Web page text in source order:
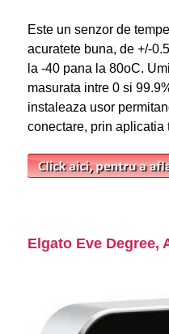
Este un senzor de
acuratete buna, de +/-0.5
la -40 pana la 80oC.
masurata intre 0 si
instaleaza usor
conectare, prin aplicatia
Elgato Eve Degree,